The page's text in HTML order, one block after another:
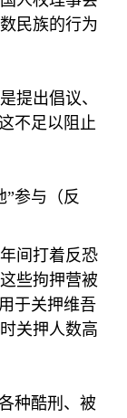
民族的行为
提出倡议、
不足以阻止
”参与（反
年间打着反恐
些拘押营被
于关押维吾
关押人数高
种酷刑、被